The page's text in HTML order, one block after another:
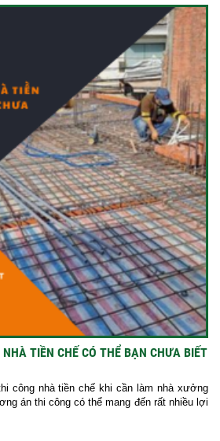
TIỀN CHẾ CÓ THỂ BẠN CHƯA BIẾT
công nhà tiền chế khi cần làm nhà xưởng
án thi công có thể mang đến rất nhiều lợi